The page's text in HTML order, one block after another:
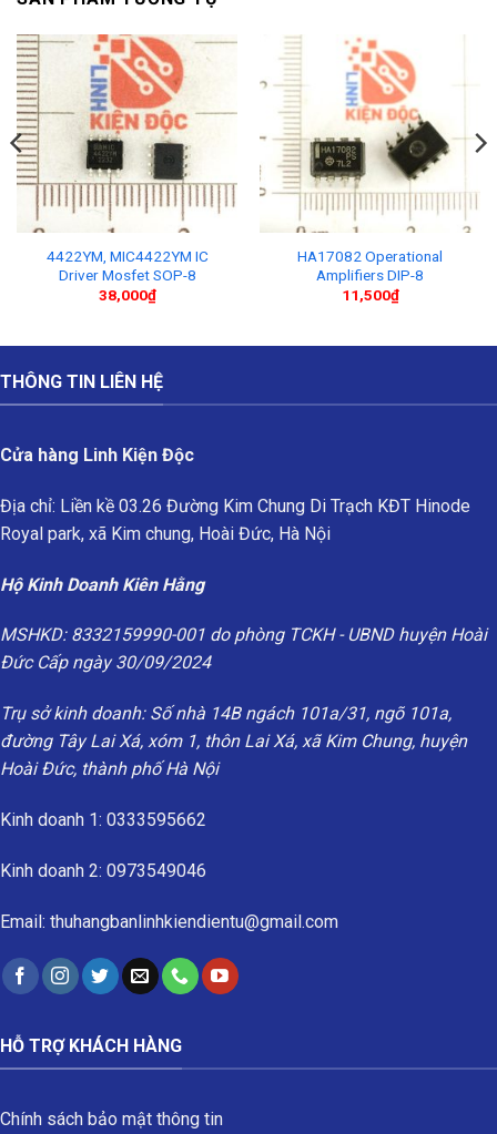
4422YM, MIC4422YM IC
Driver Mosfet SOP-8
38,000₫
HA17082 Operational
Amplifiers DIP-8
11,500₫
THÔNG TIN LIÊN HỆ
Cửa hàng Linh Kiện Độc
Địa chỉ: Liền kề 03.26 Đường Kim Chung Di Trạch KĐT Hinode
Royal park, xã Kim chung, Hoài Đức, Hà Nội
Hộ Kinh Doanh Kiên Hằng
MSHKD: 8332159990-001 do phòng TCKH - UBND huyện Hoài
Đức Cấp ngày 30/09/2024
Trụ sở kinh doanh: Số nhà 14B ngách 101a/31, ngõ 101a,
đường Tây Lai Xá, xóm 1, thôn Lai Xá, xã Kim Chung, huyện
Hoài Đức, thành phố Hà Nội
Kinh doanh 1: 0333595662
Kinh doanh 2: 0973549046
Email: thuhangbanlinhkiendientu@gmail.com
HỖ TRỢ KHÁCH HÀNG
Chính sách bảo mật thông tin